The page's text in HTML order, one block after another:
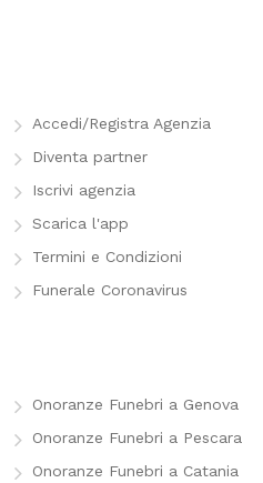
Accedi/Registra Agenzia
Diventa partner
Iscrivi agenzia
Scarica l'app
Termini e Condizioni
Funerale Coronavirus
Onoranze Funebri a Genova
Onoranze Funebri a Pescara
Onoranze Funebri a Catania